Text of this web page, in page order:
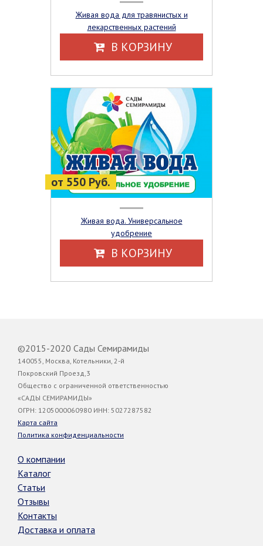
Живая вода для травянистых и
лекарственных растений
В КОРЗИНУ
от 550 Руб.
Живая вода. Универсальное
удобрение
В КОРЗИНУ
©2015-2020 Сады Семирамиды
140055, Москва, Котельники, 2-й
Покровский Проезд,3
Общество с ограниченной ответственностью
«САДЫ СЕМИРАМИДЫ»
ОГРН: 1205000060980 ИНН: 5027287582
Карта сайта
Политика конфиденциальности
О компании
Каталог
Статьи
Отзывы
Контакты
Доставка и оплата